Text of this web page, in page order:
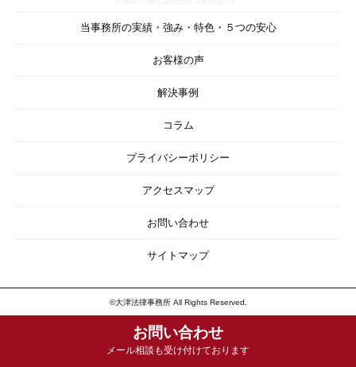
お問い合わせ
メール相談も受け付けております
当事務所の実績・強み・特色・５つの安心
お客様の声
解決事例
コラム
プライバシーポリシー
アクセスマップ
お問い合わせ
サイトマップ
©大津法律事務所 All Rights Reserved.